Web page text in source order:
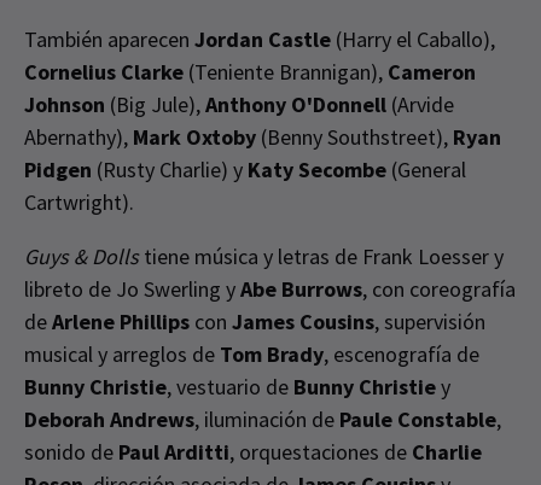
También aparecen Jordan Castle (Harry el Caballo),
Cornelius Clarke (Teniente Brannigan), Cameron
Johnson (Big Jule), Anthony O'Donnell (Arvide
Abernathy), Mark Oxtoby (Benny Southstreet), Ryan
Pidgen (Rusty Charlie) y Katy Secombe (General
Cartwright).
Guys & Dollstiene música y letras de Frank Loesser y
libreto de Jo Swerling yAbe Burrows, con coreografía
deArlene Phillips con James Cousins, supervisión
musical y arreglos de Tom Brady, escenografía de
Bunny Christie, vestuario de Bunny Christiey
Deborah Andrews, iluminación de Paule Constable,
sonido de Paul Arditti, orquestaciones de Charlie